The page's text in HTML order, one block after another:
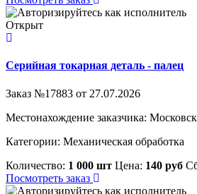
Открыт
Серийная токарная деталь - палец
Заказ №17883 от 27.07.2026
Местонахождение заказчика:
Категории: Механическая обработка
Количество: 1 000 шт Цена: 140 руб
Посмотреть заказ